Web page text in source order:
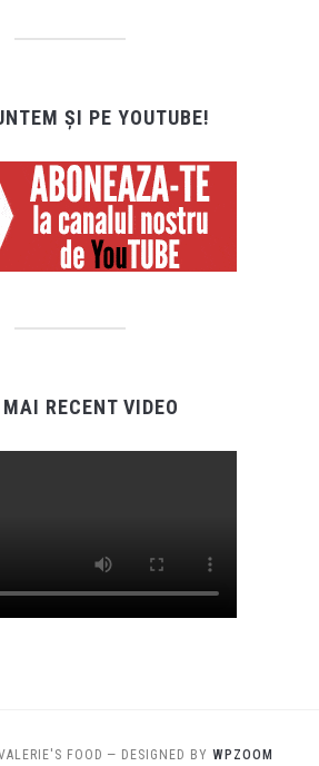
ȘI PE YOUTUBE!
RECENT VIDEO
FOOD — DESIGNED BY WPZOOM